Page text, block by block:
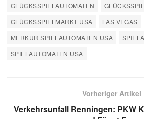
GLÜCKSSPIELAUTOMATEN
GLÜCKSSPIELMARKT USA
LAS VEGAS
MERKUR SPIELAUTOMATEN USA
SPIELAUTOMATEN USA
Vorheriger Artikel
Verkehrsunfall Renningen: PKW